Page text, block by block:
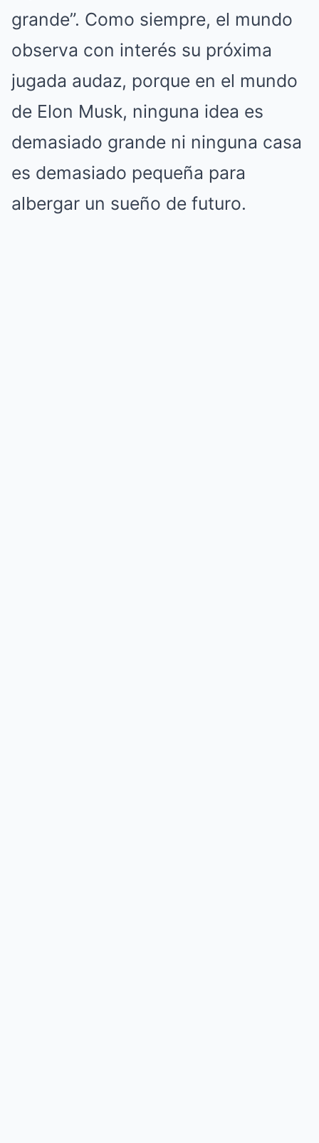
grande”. Como siempre, el mundo
observa con interés su próxima
jugada audaz, porque en el mundo
de Elon Musk, ninguna idea es
demasiado grande ni ninguna casa
es demasiado pequeña para
albergar un sueño de futuro.